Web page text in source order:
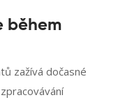
během
zažívá dočasné